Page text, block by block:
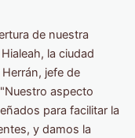
de nuestra
la ciudad
jefe de
aspecto
para facilitar la
y damos la